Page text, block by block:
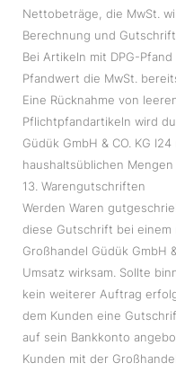
Nettobeträge, die MwSt.
Berechnung und
Bei Artikeln mit DPG-
Pfandwert die MwSt.
Eine Rücknahme von
Pflichtpfandartikeln wird
Güdük GmbH & CO. KG
haushaltsüblichen Mengen
13. Warengutschriften
Werden Waren
diese Gutschrift bei einem
Großhandel Güdük GmbH
Umsatz wirksam. Sollte
kein weiterer Auftrag
dem Kunden eine
auf sein Bankkonto
Kunden mit der